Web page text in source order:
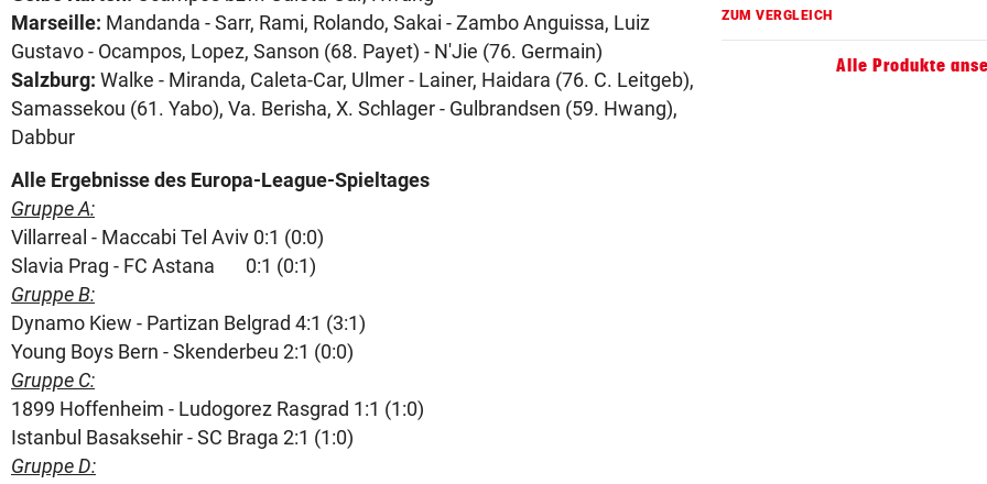
Marseille: Mandanda - Sarr, Rami, Rolando, Sakai - Zambo Anguissa, Luiz
Gustavo - Ocampos, Lopez, Sanson (68. Payet) - N'Jie (76. Germain)
Salzburg: Walke - Miranda, Caleta-Car, Ulmer - Lainer, Haidara (76. C. Leitgeb),
Samassekou (61. Yabo), Va. Berisha, X. Schlager - Gulbrandsen (59. Hwang),
Dabbur
Alle Ergebnisse des Europa-League-Spieltages
Gruppe A:
Villarreal - Maccabi Tel Aviv 0:1 (0:0)
Slavia Prag - FC Astana 0:1 (0:1)
Gruppe B:
Dynamo Kiew - Partizan Belgrad 4:1 (3:1)
Young Boys Bern - Skenderbeu 2:1 (0:0)
Gruppe C:
1899 Hoffenheim - Ludogorez Rasgrad 1:1 (1:0)
Istanbul Basaksehir - SC Braga 2:1 (1:0)
Gruppe D:
ZUM VERGLEICH
Alle Produkte